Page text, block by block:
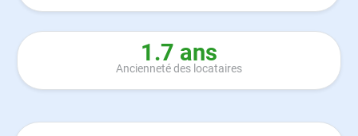
1.7 ans
Ancienneté des locataires